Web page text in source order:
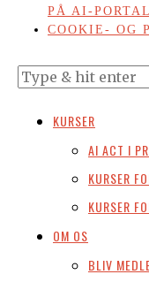
PÅ AI-
COOKIE- OG
KURSER
AI ACT I
KURSER
KURSER
OM OS
BLIV